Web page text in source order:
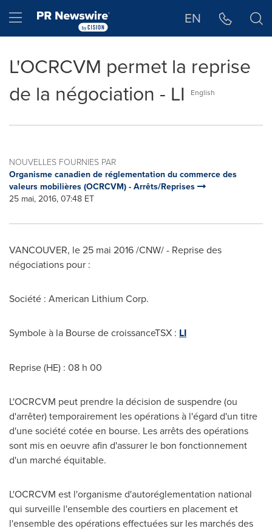
Hamburger menu EN
L'OCRCVM permet la reprise
de la négociation - LI
English
NOUVELLES FOURNIES PAR
Organisme canadien de réglementation du commerce des
valeurs mobilières (OCRCVM) - Arrêts/Reprises
25 mai, 2016, 07:48 ET
VANCOUVER, le 25 mai 2016 /CNW/ - Reprise des
négociations pour :
Société : American Lithium Corp.
Symbole à la Bourse de croissanceTSX : LI
Reprise (HE) : 08 h 00
L'OCRCVM peut prendre la décision de suspendre (ou
d'arrêter) temporairement les opérations à l'égard d'un titre
d'une société cotée en bourse. Les arrêts des opérations
sont mis en oeuvre afin d'assurer le bon fonctionnement
d'un marché équitable.
L'OCRCVM est l'organisme d'autoréglementation national
qui surveille l'ensemble des courtiers en placement et
l'ensemble des opérations effectuées sur les marchés des